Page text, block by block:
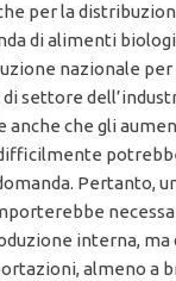
per la
di alimenti
nazionale
di settore
anche che gli
Pertanto,
interna, ma
almeno a